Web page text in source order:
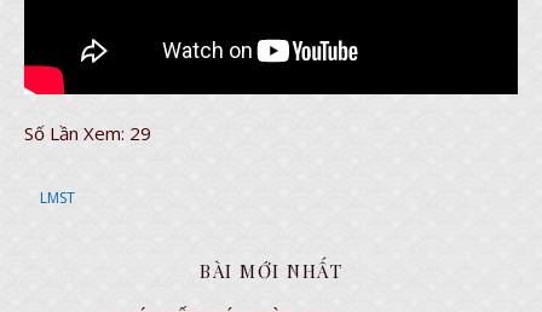
Số Lần Xem: 29
LMST
BÀI MỚI NHẤT